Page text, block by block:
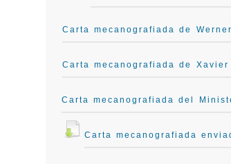
Carta mecanografiada de
Carta mecanografiada de
Carta mecanografiada del
Carta mecanografiada